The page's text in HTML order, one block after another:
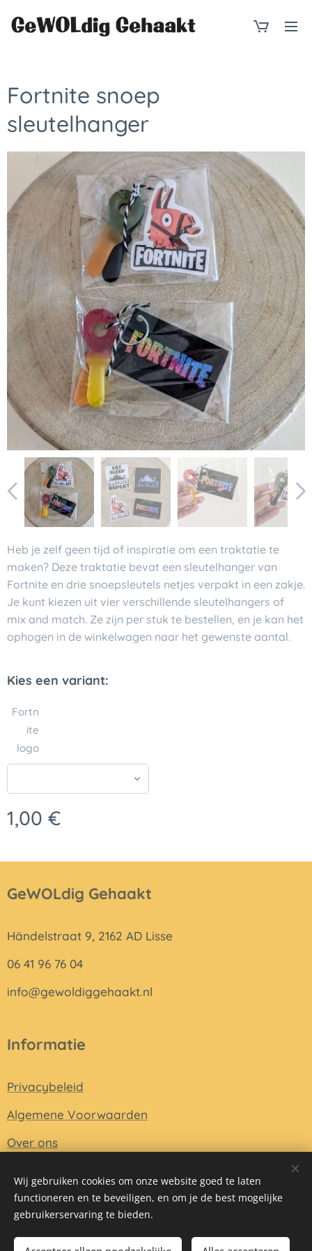
Fortnite snoep
sleutelhanger
Heb je zelf geen tijd of inspiratie om een traktatie te
maken? Deze traktatie bevat een sleutelhanger van
Fortnite en drie snoepsleutels netjes verpakt in een zakje.
Je kunt kiezen uit vier verschillende sleutelhangers of
mix and match. Ze zijn per stuk te bestellen, en je kan het
ophogen in de winkelwagen naar het gewenste aantal.
Kies een variant:
Fortn
ite
logo
1,00 €
GeWOLdig Gehaakt
Händelstraat 9, 2162 AD Lisse
06 41 96 76 04
info@gewoldiggehaakt.nl
Informatie
Privacybeleid
Algemene Voorwaarden
Over ons
Mogelijk gemaakt doorWebnode Cookies
Wij gebruiken cookies om onze website goed te laten
functioneren en te beveiligen, en om je de best mogelijke
gebruikerservaring te bieden.